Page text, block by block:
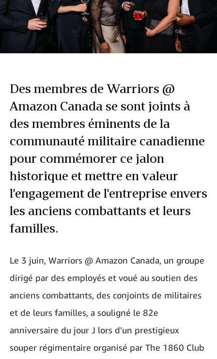
Des membres de Warriors @
Amazon Canada se sont joints à
des membres éminents de la
communauté militaire canadienne
pour commémorer ce jalon
historique et mettre en valeur
l'engagement de l'entreprise envers
les anciens combattants et leurs
familles.
Le 3 juin, Warriors @ Amazon Canada, un groupe
dirigé par des employés et voué au soutien des
anciens combattants, des conjoints de militaires
et de leurs familles, a souligné le 82e
anniversaire du jour J lors d'un prestigieux
souper régimentaire organisé par The 1860 Club